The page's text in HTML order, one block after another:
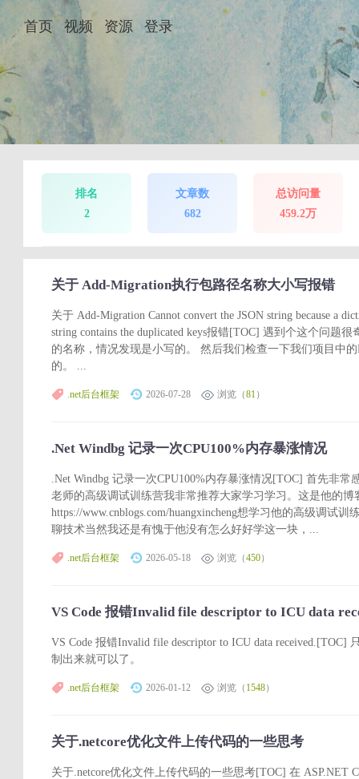
首页 视频 资源 登录
排名
2
文章数
682
总访问量
459.2万
关于 Add-Migration执行包路径名称大小写报错
关于 Add-Migration Cannot convert the JSON string because a
string contains the duplicated keys报错[TOC] 遇到个这个问题
的名称，情况发现是小写的。 然后我们检查一下我们项目中
的。 ...
.net后台框架 2026-07-28 浏览（81）
.Net Windbg 记录一次CPU100%内存暴涨情况
.Net Windbg 记录一次CPU100%内存暴涨情况[TOC] 首先非
老师的高级调试训练营我非常推荐大家学习学习。这是他的博
https://www.cnblogs.com/huangxincheng想学习他的高级调试
聊技术当然我还是有愧于他没有怎么好好学这一块，...
.net后台框架 2026-05-18 浏览（450）
VS Code 报错Invalid file descriptor to ICU data
VS Code 报错Invalid file descriptor to ICU data
制出来就可以了。
.net后台框架 2026-01-12 浏览（ 1548）
关于.netcore优化文件上传代码的一些思考
关于.netcore优化文件上传代码的一些思考[TOC] 在 ASP.NET